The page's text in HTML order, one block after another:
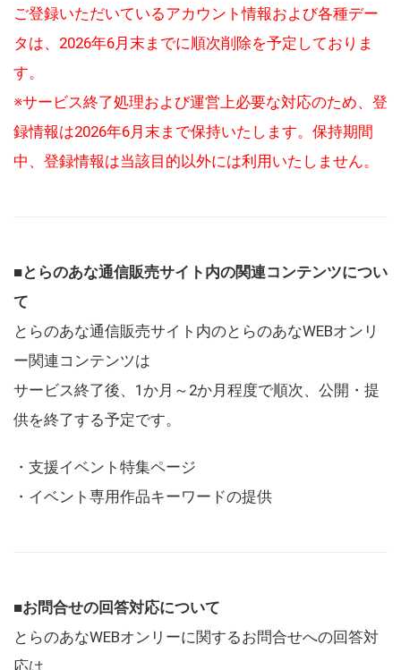
ご登録いただいているアカウント情報および各種デー
タは、2026年6月末までに順次削除を予定しておりま
す。
※サービス終了処理および運営上必要な対応のため、登
録情報は2026年6月末まで保持いたします。保持期間
中、登録情報は当該目的以外には利用いたしません。
■とらのあな通信販売サイト内の関連コンテンツについ
て
とらのあな通信販売サイト内のとらのあなWEBオンリ
ー関連コンテンツは
サービス終了後、1か月～2か月程度で順次、公開・提
供を終了する予定です。
・支援イベント特集ページ
・イベント専用作品キーワードの提供
■お問合せの回答対応について
とらのあなWEBオンリーに関するお問合せへの回答対
応は